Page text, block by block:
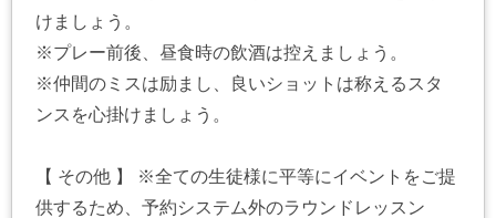
けましょう。
※プレー前後、昼食時の飲酒は控えましょう。
※仲間のミスは励まし、良いショットは称えるスタ
ンスを心掛けましょう。
【 その他 】 ※全ての生徒様に平等にイベントをご提
供するため、予約システム外のラウンドレッスン